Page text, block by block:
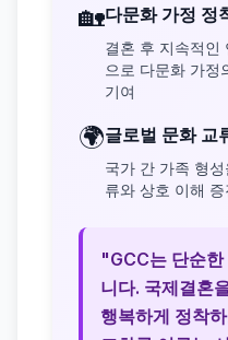
🏡다문화 가정 정
결혼 후 지속적인
으로 다문화 가정
기여
🌍글로벌 문화 교
국가 간 가족 형
류와 상호 이해
"GCC는 단순한
니다. 국제결혼
행복하게 정착